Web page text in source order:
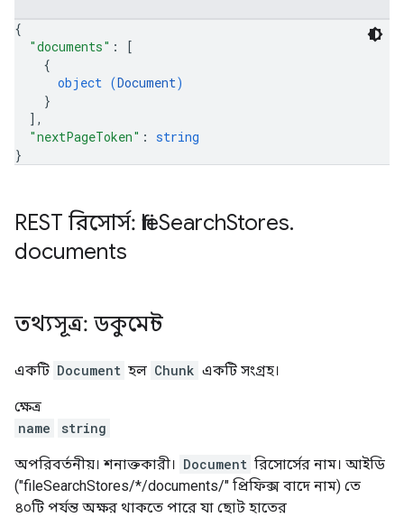
{
"documents" :
[
{
object (Document)
}
] ,
"nextPageToken" : string
}
REST রিসোর্স: fileSearchStores.
documents
তথ্যসূত্র: ডকুমেন্ট
একটি Document হল Chunk একটি সংগ্রহ।
ক্ষেত্র
name
string
অপরিবর্তনীয়। শনাক্তকারী। Document রিসোর্সের নাম। আইডি
("fileSearchStores/*/documents/" প্রিফিক্স বাদে নাম) তে
৪০টি পর্যন্ত অক্ষর থাকতে পারে যা ছোট হাতের